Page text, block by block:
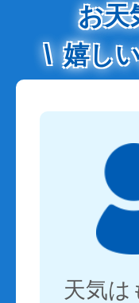
お天
嬉し
天気は